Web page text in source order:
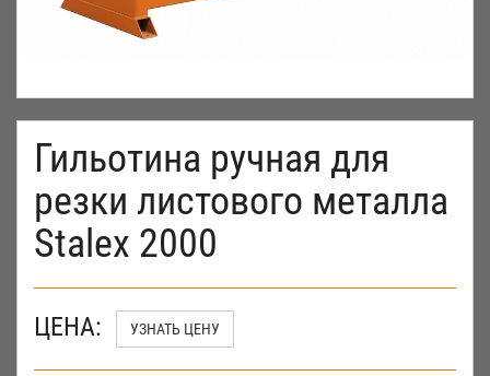
Гильотина ручная для
резки листового металла
Stalex 2000
ЦЕНА: УЗНАТЬ ЦЕНУ